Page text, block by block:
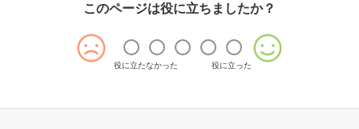
このページは役に立ちましたか？
役に立たなかった 役に立った